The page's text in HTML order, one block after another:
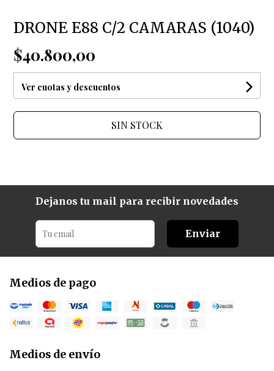
DRONE E88 C/2 CAMARAS (1040)
$40.800,00
Ver cuotas y descuentos
SIN STOCK
Dejanos tu mail para recibir novedades
Enviar
Medios de pago
Medios de envío